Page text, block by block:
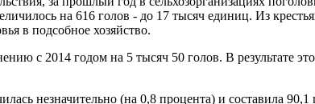
на 616 голов - до 17 тысяч единиц. Из
в подсобное хозяйство.
с 2014 годом на 5 тысяч 50 голов. В результате
незначительно (на 0,8 процента) и составила 90,1